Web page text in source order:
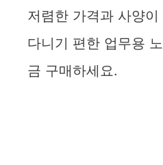
저렴한 가격과 사양
다니기 편한 업무용
금 구매하세요.